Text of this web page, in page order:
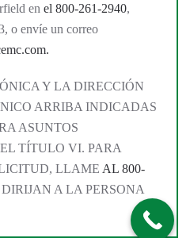
en el 800-261-2940,
o envíe un correo
Y LA DIRECCIÓN
ARRIBA INDICADAS
ASUNTOS
TÍTULO VI. PARA
LLAME AL 800-
A LA PERSONA